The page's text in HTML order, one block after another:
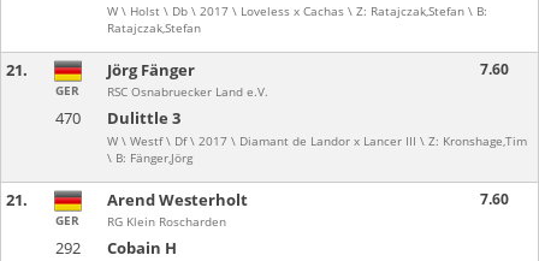
W \ Holst \ Db \ 2017 \ Loveless x Cachas \ Z: Ratajczak,Stefan \ B:
Ratajczak,Stefan
21.
470 Dulittle 3
W \ Westf \ Df \ 2017 \ Diamant de Landor x Lancer III \ Z: Kronshage,Tim
\ B: Fänger,Jörg
GER
Jörg Fänger
RSC Osnabruecker Land e.V.
7.60
21.
292 Cobain H
GER
Arend Westerholt
RG Klein Roscharden
7.60